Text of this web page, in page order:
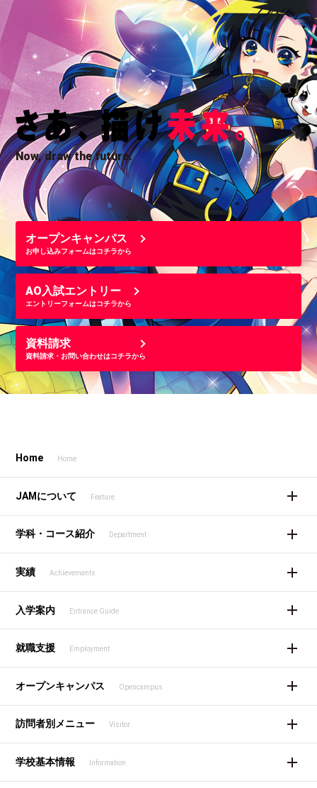
Now, draw the future.
オープンキャンパス
お申し込みフォームはコチラから
AO入試エントリー
エントリーフォームはコチラから
資料請求
資料請求・お問い合わせはコチラから
Home Home
JAMについて Feature
学科・コース紹介 Department
実績 Achievements
入学案内 Entrance Guide
就職支援 Employment
オープンキャンパス Opencampus
訪問者別メニュー Visitor
学校基本情報 Information